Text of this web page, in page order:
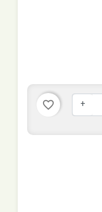
+
favorite_border